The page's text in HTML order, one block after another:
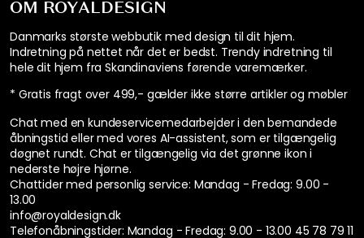
OM ROYALDESIGN
Danmarks største webbutik med design til dit hjem.
Indretning på nettet når det er bedst. Trendy indretning til
hele dit hjem fra Skandinaviens førende varemærker.
* Gratis fragt over 499,- gælder ikke større artikler og møbler
Chat med en kundeservicemedarbejder i den bemandede
åbningstid eller med vores AI-assistent, som er tilgængelig
døgnet rundt. Chat er tilgængelig via det grønne ikon i
nederste højre hjørne.
Chattider med personlig service: Mandag - Fredag: 9.00 -
13.00
info@royaldesign.dk
Telefonåbningstider: Mandag - Fredag: 9.00 - 13.00 45 78 79 11